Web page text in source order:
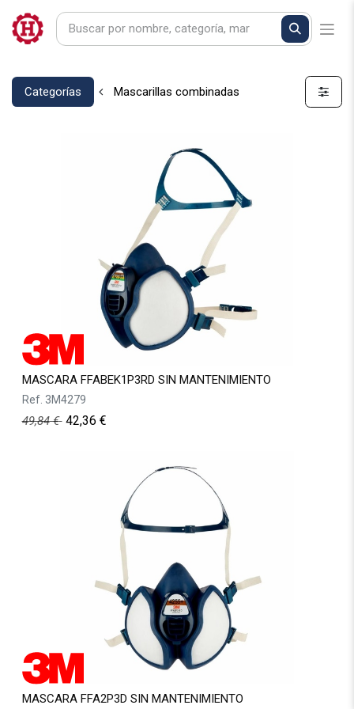
Categorías Mascarillas combinadas
MASCARA FFABEK1P3RD SIN MANTENIMIENTO
Ref. 3M4279
49,84€ 42,36 €
MASCARA FFA2P3D SIN MANTENIMIENTO